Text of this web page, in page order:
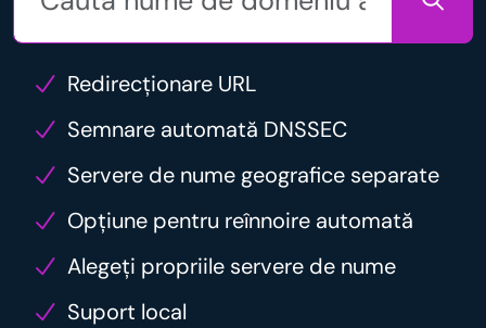
Redirecționare URL
Semnare automată DNSSEC
Servere de nume geografice separate
Opțiune pentru reînnoire automată
Alegeți propriile servere de nume
Suport local